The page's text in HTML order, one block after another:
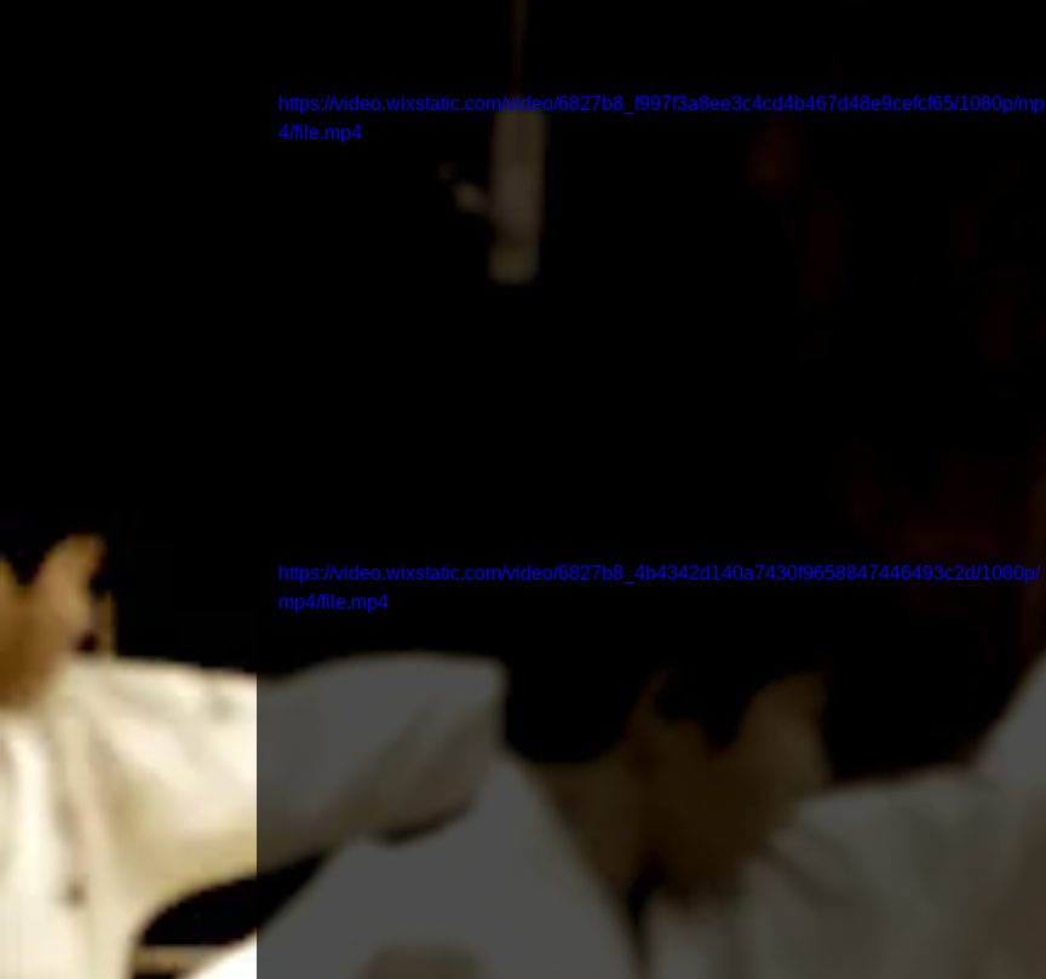
https://video.wixstatic.com/video/6827b8_f997f3a8ee3c4cd4b467d48e9cefcf65/1080p/mp
4/file.mp4
https://video.wixstatic.com/video/6827b8_4b4342d140a7430f9658847446493c2d/1080p/
mp4/file.mp4